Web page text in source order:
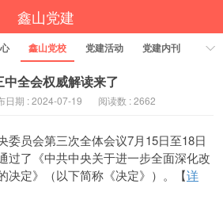
鑫山党建
鑫山党校 党建活动 党建内刊
全会权威解读来了
日期 : 2024-07-19 阅读数 : 2662
委员会第三次全体会议7月15日至18日
过了《中共中央关于进一步全面深化改
决定》（以下简称《决定》）。【详